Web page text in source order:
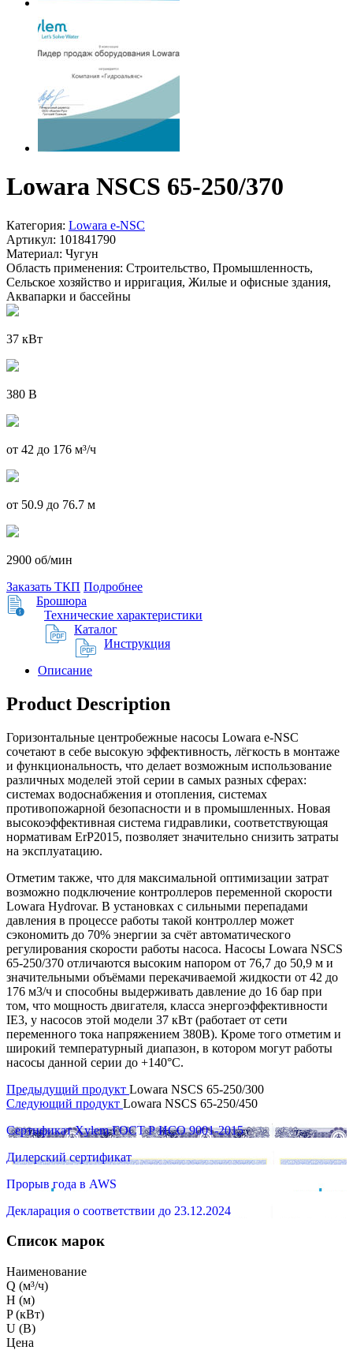
Lowara NSCS 65-250/370
Категория: Lowara e-NSC
Артикул: 101841790
Материал: Чугун
Область применения: Строительство, Промышленность,
Сельское хозяйство и ирригация, Жилые и офисные здания,
Аквапарки и бассейны
37 кВт
380 В
от 42 до 176 м³/ч
от 50.9 до 76.7 м
2900 об/мин
Заказать ТКП Подробнее
Брошюра
Технические характеристики
Каталог
Инструкция
Описание
Product Description
Горизонтальные центробежные насосы Lowara e-NSC
сочетают в себе высокую эффективность, лёгкость в монтаже
и функциональность, что делает возможным использование
различных моделей этой серии в самых разных сферах:
системах водоснабжения и отопления, системах
противопожарной безопасности и в промышленных. Новая
высокоэффективная система гидравлики, соответствующая
нормативам ErP2015, позволяет значительно снизить затраты
на эксплуатацию.
Отметим также, что для максимальной оптимизации затрат
возможно подключение контроллеров переменной скорости
Lowara Hydrovar. В установках с сильными перепадами
давления в процессе работы такой контроллер может
сэкономить до 70% энергии за счёт автоматического
регулирования скорости работы насоса. Насосы Lowara NSCS
65-250/370 отличаются высоким напором от 76,7 до 50,9 м и
значительными объёмами перекачиваемой жидкости от 42 до
176 м3/ч и способны выдерживать давление до 16 бар при
том, что мощность двигателя, класса энергоэффективности
IE3, у насосов этой модели 37 кВт (работает от сети
переменного тока напряжением 380В). Кроме того отметим и
широкий температурный диапазон, в котором могут работы
насосы данной серии до +140°C.
Предыдущий продукт Lowara NSCS 65-250/300
Следующий продукт Lowara NSCS 65-250/450
Сертификат Xylem ГОСТ Р ИСО 9001-2015
Дилерский сертификат
Прорыв года в AWS
Декларация о соответствии до 23.12.2024
Список марок
Наименование
Q (м³/ч)
H (м)
P (кВт)
U (В)
Цена